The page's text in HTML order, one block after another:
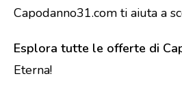
Capodanno31.com ti aiuta a
Esplora tutte le offerte di
Eterna!